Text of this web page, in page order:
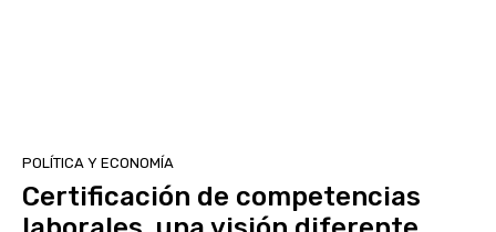
POLÍTICA Y ECONOMÍA
Certificación de competencias